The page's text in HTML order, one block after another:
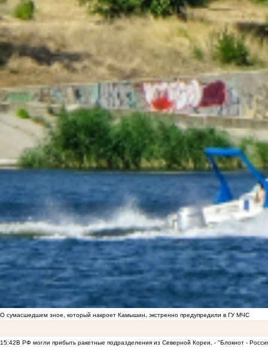
О сумасшедшем зное, который накроет Камышин, экстренно предупредили в ГУ МЧС
15:42В РФ могли прибыть ракетные подразделения из Северной Кореи, - "Блокнот -